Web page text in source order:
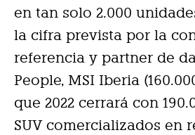
en tan solo 2.000
la cifra prevista por la
referencia y partner de
People, MSI Iberia
que 2022 cerrará con
SUV comercializados en